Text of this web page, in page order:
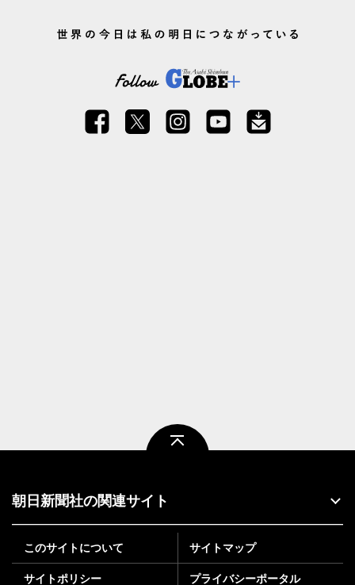
朝日新聞社の関連サイト
このサイトについて サイトマップ
サイトポリシー プライバシーポータル